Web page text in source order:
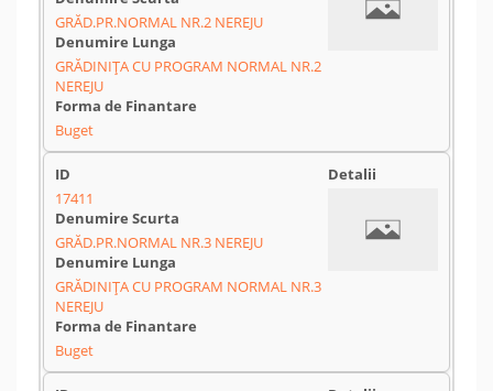
GRĂD.PR.NORMAL NR.2 NEREJU
GRĂDINIȚA CU PROGRAM NORMAL NR.2
NEREJU
Buget
17411
GRĂD.PR.NORMAL NR.3 NEREJU
GRĂDINIȚA CU PROGRAM NORMAL NR.3
NEREJU
Buget